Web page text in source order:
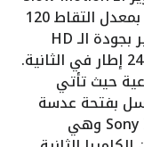
بجودة الـ FHD بدقة 1080 بكسل بمعدل التقاط 120
إطار في الثانية كما تدعم التصوير بجودة الـ HD
حيث تأتي
بدقة 48 ميجا بكسل بفتحة عدسة
F/1.7 بمستشعر من نوع Sony IMX586 وهي